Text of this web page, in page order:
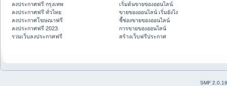
ลงประกาศฟรี กรุงเทพ
ลงประกาศฟรี ทั่วไทย
ลงประกาศโฆษณาฟรี
ลงประกาศฟรี 2023
รวมเว็บลงประกาศฟรี
เริ่มต้นขายของออนไลน์
ขายของออนไลน์ เริ่มยังไง
ชี้ช่องขายของออนไลน์
การขายของออนไลน์
สร้างเว็บฟรีประกาศ
SMF 2.0.18